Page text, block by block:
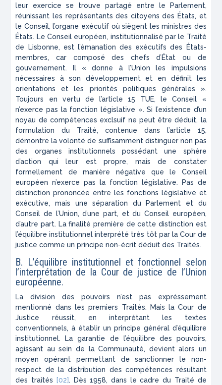
leur exercice se trouve partagé entre le Parlement,
réunissant les représentants des citoyens des États, et
le Conseil, l’organe exécutif où siègent les ministres des
États. Le Conseil européen, institutionnalisé par le Traité
de Lisbonne, est l’émanation des exécutifs des États-
membres, car composé des chefs d’État ou de
gouvernement. Il « donne à l’Union les impulsions
nécessaires à son développement et en définit les
orientations et les priorités politiques générales ».
Toujours en vertu de l’article 15 TUE, le Conseil «
n’exerce pas la fonction législative ». Si l’existence d’un
noyau de compétences exclsuif ne peut être déduit, la
formulation du Traité, contenue dans l’article 15,
démontre la volonté de suffisamment distinguer non pas
des organes institutionnels possédant une sphère
d’action qui leur est propre, mais de constater
formellement de manière négative que le Conseil
européen n’exerce pas la fonction législative. Pas de
distinction prononcée entre les fonctions législative et
exécutive, mais une séparation du Parlement et du
Conseil de l’Union, d’une part, et du Conseil européen,
d’autre part. La finalité première de cette distinction est
l’équilibre institutionnel interprété très tôt par la Cour de
justice comme un principe non-écrit déduit des Traités.
B. L’équilibre institutionnel et fonctionnel selon
l’interprétation de la Cour de justice de l’Union
européenne.
La division des pouvoirs n’est pas expréssement
mentionné dans les premiers Traités. Mais la Cour de
Justice réussit, en interprétant les textes
conventionnels, à établir un principe général d’équilibre
institutionnel. La garantie de l’équilibre des pouvoirs,
agissant au sein de la Communauté, devient alors un
moyen opérant permettant de sanctionner le non-
respect de la distribution des compétences résultant
des traités
[02]. Dès 1958, dans le cadre du Traité de